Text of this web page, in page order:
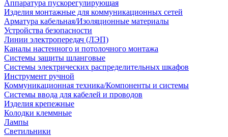
Аппаратура пускорегулирующая
Изделия монтажные для коммуникационных сетей
Арматура кабельная/Изоляционные материалы
Устройства безопасности
Линии электропередач (ЛЭП)
Каналы настенного и потолочного монтажа
Системы защиты шланговые
Системы электрических распределительных шкафов
Инструмент ручной
Коммуникационная техника/Компоненты и системы
Системы ввода для кабелей и проводов
Изделия крепежные
Колодки клеммные
Лампы
Светильники